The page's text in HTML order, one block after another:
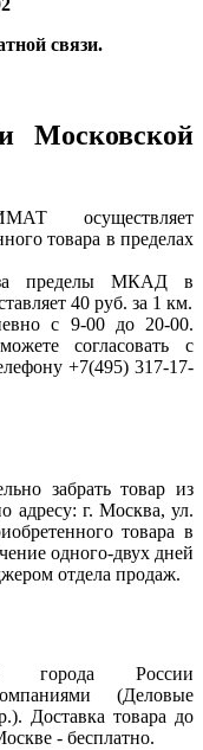
связи.
Московской
осуществляет
товара в пределах
за пределы МКАД в
40 руб. за 1 км.
с 9-00 до 20-00.
согласовать с
+7(495) 317-17-
забрать товар из
адресу: г. Москва, ул.
товара в
одного-двух дней
отдела продаж.
города России
(Деловые
Доставка товара до
- бесплатно.